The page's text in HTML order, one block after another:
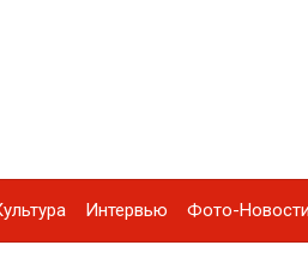
Интервью Фото-Новости